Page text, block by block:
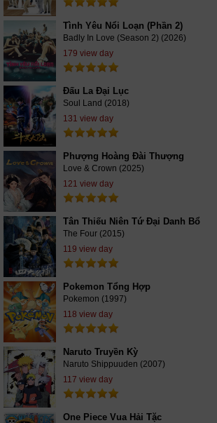
Tình Yêu Nổi Loạn (Phần 2)
Badly In Love (Season 2) (2026)
179 view day
Đấu La Đại Lục
Soul Land (2018)
131 view day
Phượng Hoàng Đài Thượng
Love & Crown (2025)
121 view day
Tân Thiếu Niên Tứ Đại Danh Bổ
The Four (2015)
119 view day
Pokemon Tổng Hợp
Pokemon (1997)
118 view day
Naruto Truyền Kỳ
Naruto Shippuuden (2007)
117 view day
One Piece Vua Hải Tặc